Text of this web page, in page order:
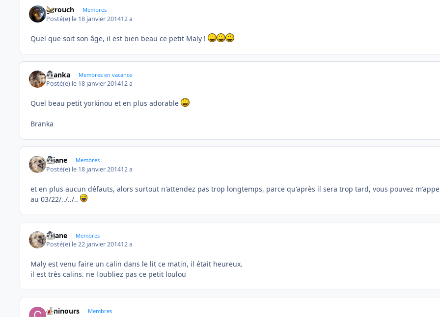
garouch Membres
Posté(e) le 18 janvier 201412 a
Quel que soit son âge, il est bien beau ce petit Maly !
branka Membres en vacance
Posté(e) le 18 janvier 201412 a
Quel beau petit yorkinou et en plus adorable
Branka
réjane Membres
Posté(e) le 18 janvier 201412 a
et en plus aucun défauts, alors surtout n'attendez pas trop longtemps, parce qu'après il sera trop tard, vous pouvez
au 03/22/../../..
réjane Membres
Posté(e) le 22 janvier 201412 a
Maly est venu faire un calin dans le lit ce matin, il était heureux.
il est très calins. ne l'oubliez pas ce petit loulou
caninours Membres